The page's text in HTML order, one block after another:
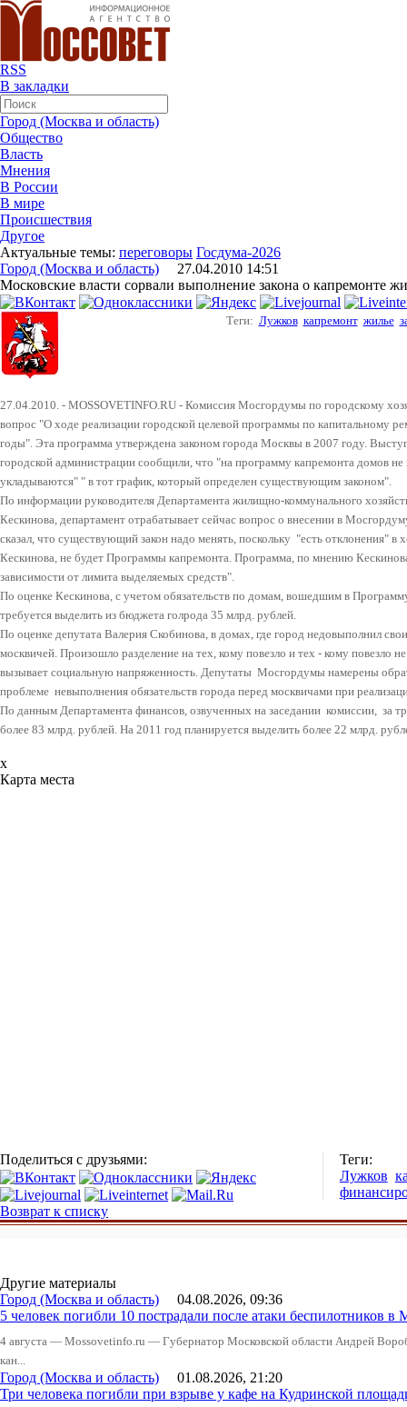
RSS
В закладки
Город (Москва и область)
Общество
Власть
Мнения
В России
В мире
Происшествия
Другое
Актуальные темы: переговоры Госдума-2026
Город (Москва и область) 27.04.2010 14:51
Московские власти сорвали выполнение закона о капремонте
Теги: Лужков капремонт жилье
27.04.2010. - MOSSOVETINFO.RU - Комиссия Мосгордумы по городскому
вопрос "О ходе реализации городской целевой программы по капитальному
годы". Эта программа утверждена законом города Москвы в 2007 году.
городской администрации сообщили, что "на программу капремонта домов не
укладываются" " в тот график, который определен существующим законом".
По информации руководителя Департамента жилищно-коммунального
Кескинова, департамент отрабатывает сейчас вопрос о внесении в
сказал, что существующий закон надо менять, поскольку "есть отклонения" в
Кескинова, не будет Программы капремонта. Программа, по мнению
зависимости от лимита выделяемых средств".
По оценке Кескинова, с учетом обязательств по домам, вошедшим в
требуется выделить из бюджета голрода 35 млрд. рублей.
По оценке депутата Валерия Скобинова, в домах, где город недовыполнил
москвичей. Произошло разделение на тех, кому повезло и тех - кому повезло
вызывает социальную напряженность. Депутаты Мосгордумы намерены
проблеме невыполнения обязательств города перед москвичами при
По данным Департамента финансов, озвученных на заседании комиссии, за
более 83 млрд. рублей. На 2011 год планируется выделить более 22 млрд.
x
Карта места
Поделиться с друзьями:
Теги:
Лужков
Возврат к списку
Другие материалы
Город (Москва и область) 04.08.2026, 09:36
5 человек погибли 10 пострадали после атаки беспилотников в
4 августа — Mossovetinfo.ru — Губернатор Московской области Андрей
кан...
Город (Москва и область) 01.08.2026, 21:20
Три человека погибли при взрыве у кафе на Кудринской